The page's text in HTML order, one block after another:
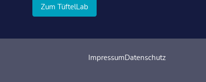
Zum TüftelLab
Impressum Datenschutz